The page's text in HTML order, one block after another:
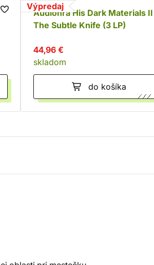
Výpredaj
Audiohra His Dark Materials
The Subtle Knife (3 LP)
44,96 €
skladom
do košíka